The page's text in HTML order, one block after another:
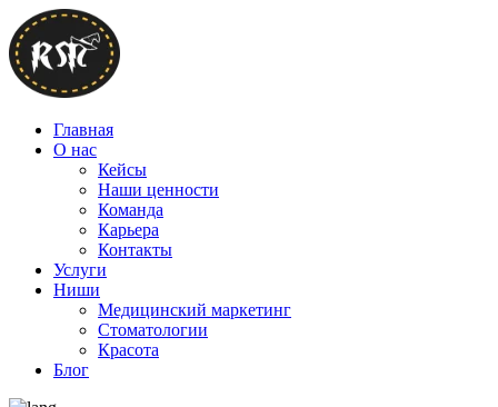
Главная
О нас
Кейсы
Наши ценности
Команда
Карьера
Контакты
Услуги
Ниши
Медицинский маркетинг
Стоматологии
Красота
Блог